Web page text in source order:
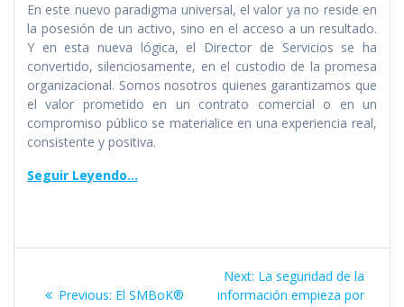
En este nuevo paradigma universal, el valor ya no reside en
la posesión de un activo, sino en el acceso a un resultado.
Y en esta nueva lógica, el Director de Servicios se ha
convertido, silenciosamente, en el custodio de la promesa
organizacional. Somos nosotros quienes garantizamos que
el valor prometido en un contrato comercial o en un
compromiso público se materialice en una experiencia real,
consistente y positiva.
Seguir Leyendo…
Previous: Previous
El SMBoK®
Next: Next
post:
La seguridad de la
información empieza por